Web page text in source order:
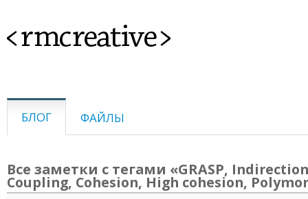
<rmcreative>
БЛОГ ФАЙЛЫ
Все заметки с тегами «GRASP,
Coupling, Cohesion, High cohesion,